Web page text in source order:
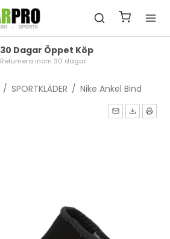
30 Dagar Öppet Köp
Returnera inom 30 dagar
/ SPORTKLÄDER / Nike Ankel Bind